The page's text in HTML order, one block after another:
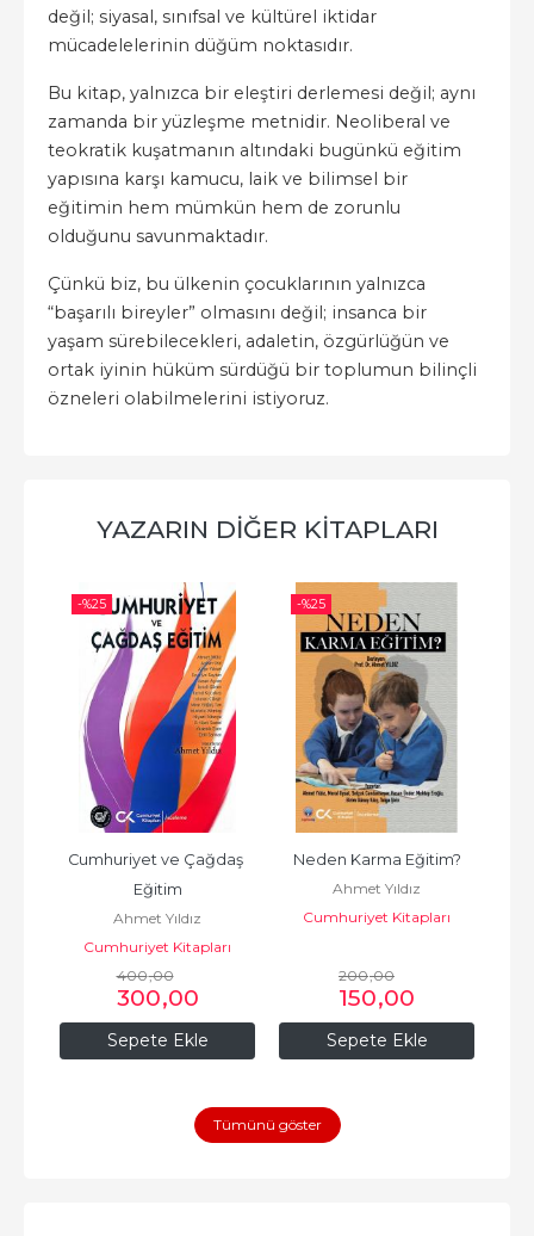
değil; siyasal, sınıfsal ve kültürel iktidar
mücadelelerinin düğüm noktasıdır.
Bu kitap, yalnızca bir eleştiri derlemesi değil; aynı
zamanda bir yüzleşme metnidir. Neoliberal ve
teokratik kuşatmanın altındaki bugünkü eğitim
yapısına karşı kamucu, laik ve bilimsel bir
eğitimin hem mümkün hem de zorunlu
olduğunu savunmaktadır.
Çünkü biz, bu ülkenin çocuklarının yalnızca
“başarılı bireyler” olmasını değil; insanca bir
yaşam sürebilecekleri, adaletin, özgürlüğün ve
ortak iyinin hüküm sürdüğü bir toplumun bilinçli
özneleri olabilmelerini istiyoruz.
YAZARIN DIĞER KITAPLARI
-%25
Sepete Ekle
Cumhuriyet ve Çağdaş
Eğitim
Ahmet Yıldız
Cumhuriyet Kitapları
400,00
300,00
-%25
Sepete Ekle
Neden Karma Eğitim?
Ahmet Yıldız
Cumhuriyet Kitapları
200,00
150,00
Tümünü göster